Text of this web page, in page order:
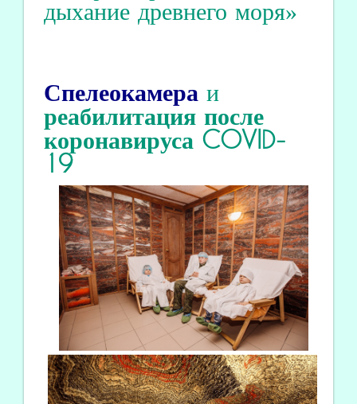
дыхание древнего моря»
Спелеокамера и
реабилитацияпосле
коронавируса COVID-
19